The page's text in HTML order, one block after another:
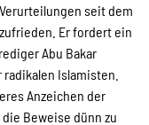
seit dem
Er fordert ein
Abu Bakar
Islamisten.
Anzeichen der
Beweise dünn zu